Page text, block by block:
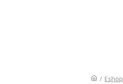
/ Eshop